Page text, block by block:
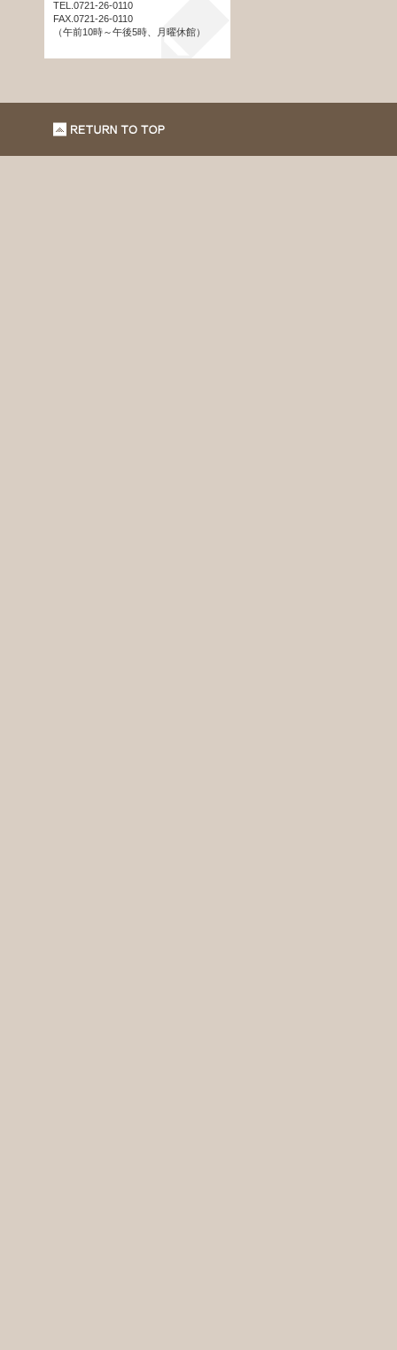
TEL.0721-26-0110
FAX.0721-26-0110
（午前10時～午後5時、月曜休館）